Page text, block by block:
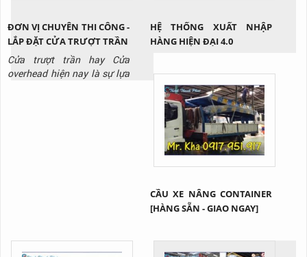
ĐƠN VỊ CHUYÊN THI CÔNG -
LẮP ĐẶT CỬA TRƯỢT TRẦN
Cửa trượt trần hay Cửa
overhead hiện nay là sự lựa
HỆ THỐNG XUẤT NHẬP
HÀNG HIỆN ĐẠI 4.0
CẦU XE NÂNG CONTAINER
[HÀNG SẴN - GIAO NGAY]